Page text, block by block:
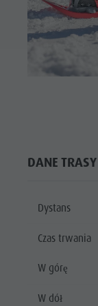
DANE TRASY
Dystans
Czas trwania
W górę
W dół